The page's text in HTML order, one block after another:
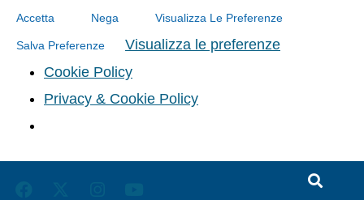
Accetta Nega Visualizza Le Preferenze
Salva Preferenze
Visualizza le preferenze
Cookie Policy
Privacy & Cookie Policy